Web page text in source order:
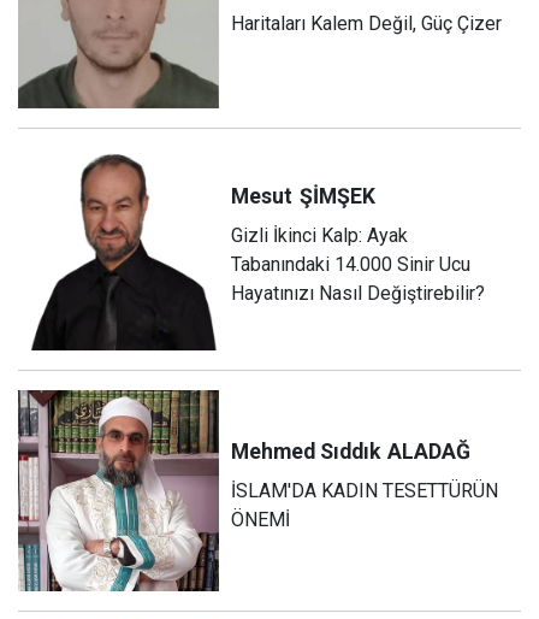
Haritaları Kalem Değil, Güç Çizer
Mesut ŞİMŞEK
Gizli İkinci Kalp: Ayak
Tabanındaki 14.000 Sinir Ucu
Hayatınızı Nasıl Değiştirebilir?
Mehmed Sıddık ALADAĞ
İSLAM'DA KADIN TESETTÜRÜN
ÖNEMİ